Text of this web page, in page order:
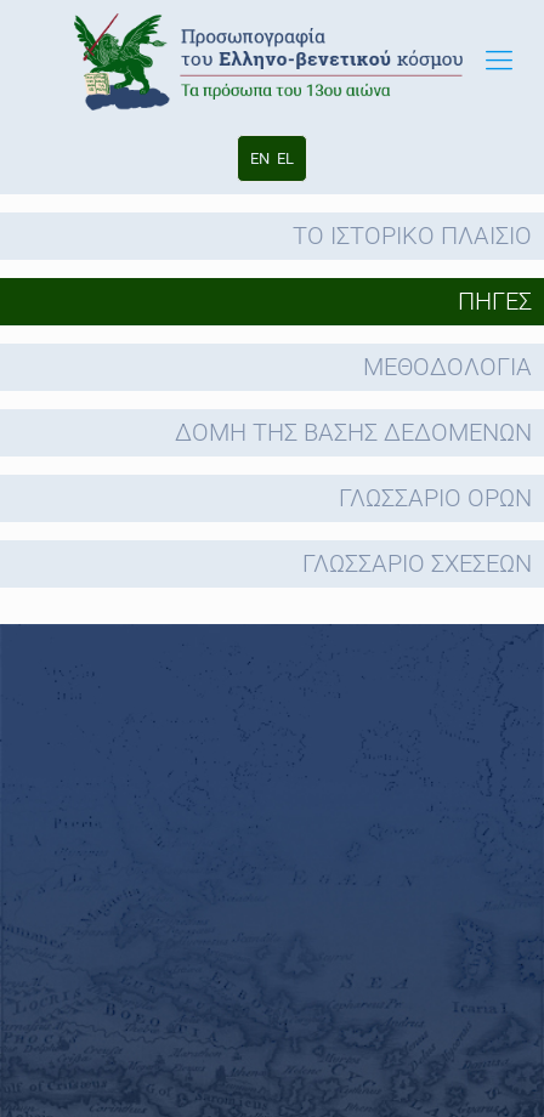
EN EL
ΤΟ ΙΣΤΟΡΙΚΟ ΠΛΑΙΣΙΟ
ΠΗΓΕΣ
ΜΕΘΟΔΟΛΟΓΙΑ
ΔΟΜΗ ΤΗΣ ΒΑΣΗΣ ΔΕΔΟΜΕΝΩΝ
ΓΛΩΣΣΑΡΙΟ ΟΡΩΝ
ΓΛΩΣΣΑΡΙΟ ΣΧΕΣΕΩΝ